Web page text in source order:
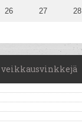
26 27 28